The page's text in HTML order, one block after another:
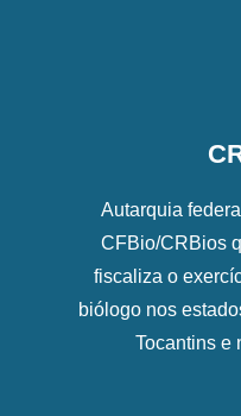
Autarquia
CFBio/CRBios
fiscaliza o
biólogo nos
Tocantins e